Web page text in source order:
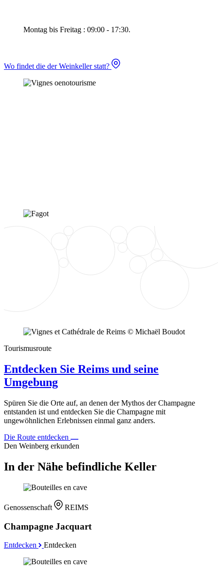
Montag bis Freitag : 09:00 - 17:30.
Wo findet die der Weinkeller statt?
Tourismusroute
Entdecken Sie Reims und seine
Umgebung
Spüren Sie die Orte auf, an denen der Mythos der Champagne
entstanden ist und entdecken Sie die Champagne mit
ungewöhnlichen Erlebnissen einmal ganz anders.
Die Route entdecken
Den Weinberg erkunden
In der Nähe befindliche Keller
Genossenschaft REIMS
Champagne Jacquart
Entdecken Entdecken